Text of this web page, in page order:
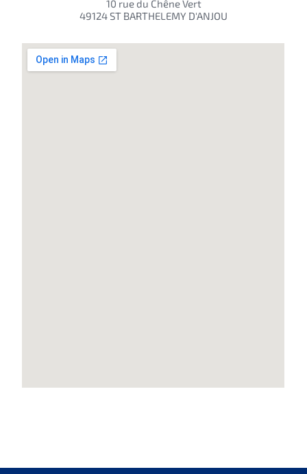
10 rue du Chêne Vert
49124 ST BARTHELEMY D'ANJOU